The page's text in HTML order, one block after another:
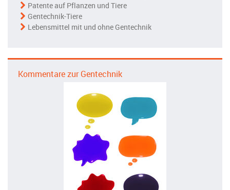
Patente auf Pflanzen und Tiere
Gentechnik-Tiere
Lebensmittel mit und ohne Gentechnik
Kommentare zur Gentechnik